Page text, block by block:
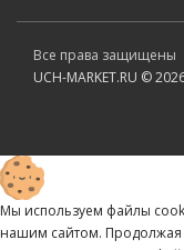
Все права защищены
UCH-MARKET.RU ©
Мы используем файлы
нашим сайтом. Продолжая